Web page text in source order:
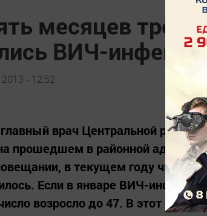
месяцев трое
ВИЧ-
- 12:52
врач Центральной
прошедшем в районной
в текущем году число
Если в январе ВИЧ-
возросло до 47. В этот